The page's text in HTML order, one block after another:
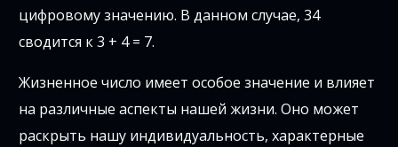
цифровому значению. В данном случае, 34
сводится к 3 + 4 = 7.
Жизненное число имеет особое значение и влияет
на различные аспекты нашей жизни. Оно может
раскрыть нашу индивидуальность, характерные